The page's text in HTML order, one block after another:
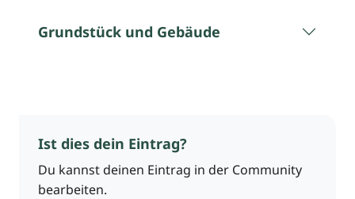
Grundstück und Gebäude
Ist dies dein Eintrag?
Du kannst deinen Eintrag in der Community
bearbeiten.